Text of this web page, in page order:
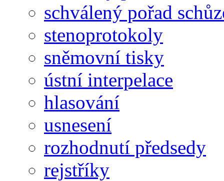
schválený pořad
stenoprotokoly
sněmovní tisky
ústní interpelace
hlasování
usnesení
rozhodnutí předsedy
rejstříky